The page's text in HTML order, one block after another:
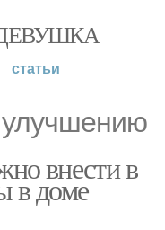
статьи
внести в
в доме